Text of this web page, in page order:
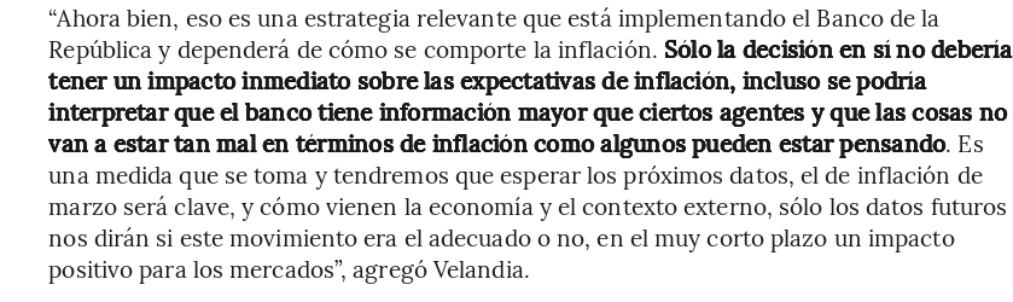
“Ahora bien, eso es una estrategia relevante que está implementando el Banco de la
República y dependerá de cómo se comporte la inflación. Sólo la decisión en sí no debería
tener un impacto inmediato sobre las expectativas de inflación, incluso se podría
interpretar que el banco tiene información mayor que ciertos agentes y que las cosas no
van a estar tan mal en términos de inflación como algunos pueden estar pensando. Es
una medida que se toma y tendremos que esperar los próximos datos, el de inflación de
marzo será clave, y cómo vienen la economía y el contexto externo, sólo los datos futuros
nos dirán si este movimiento era el adecuado o no, en el muy corto plazo un impacto
positivo para los mercados”, agregó Velandia.